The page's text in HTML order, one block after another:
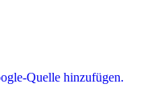
Quelle hinzufügen.